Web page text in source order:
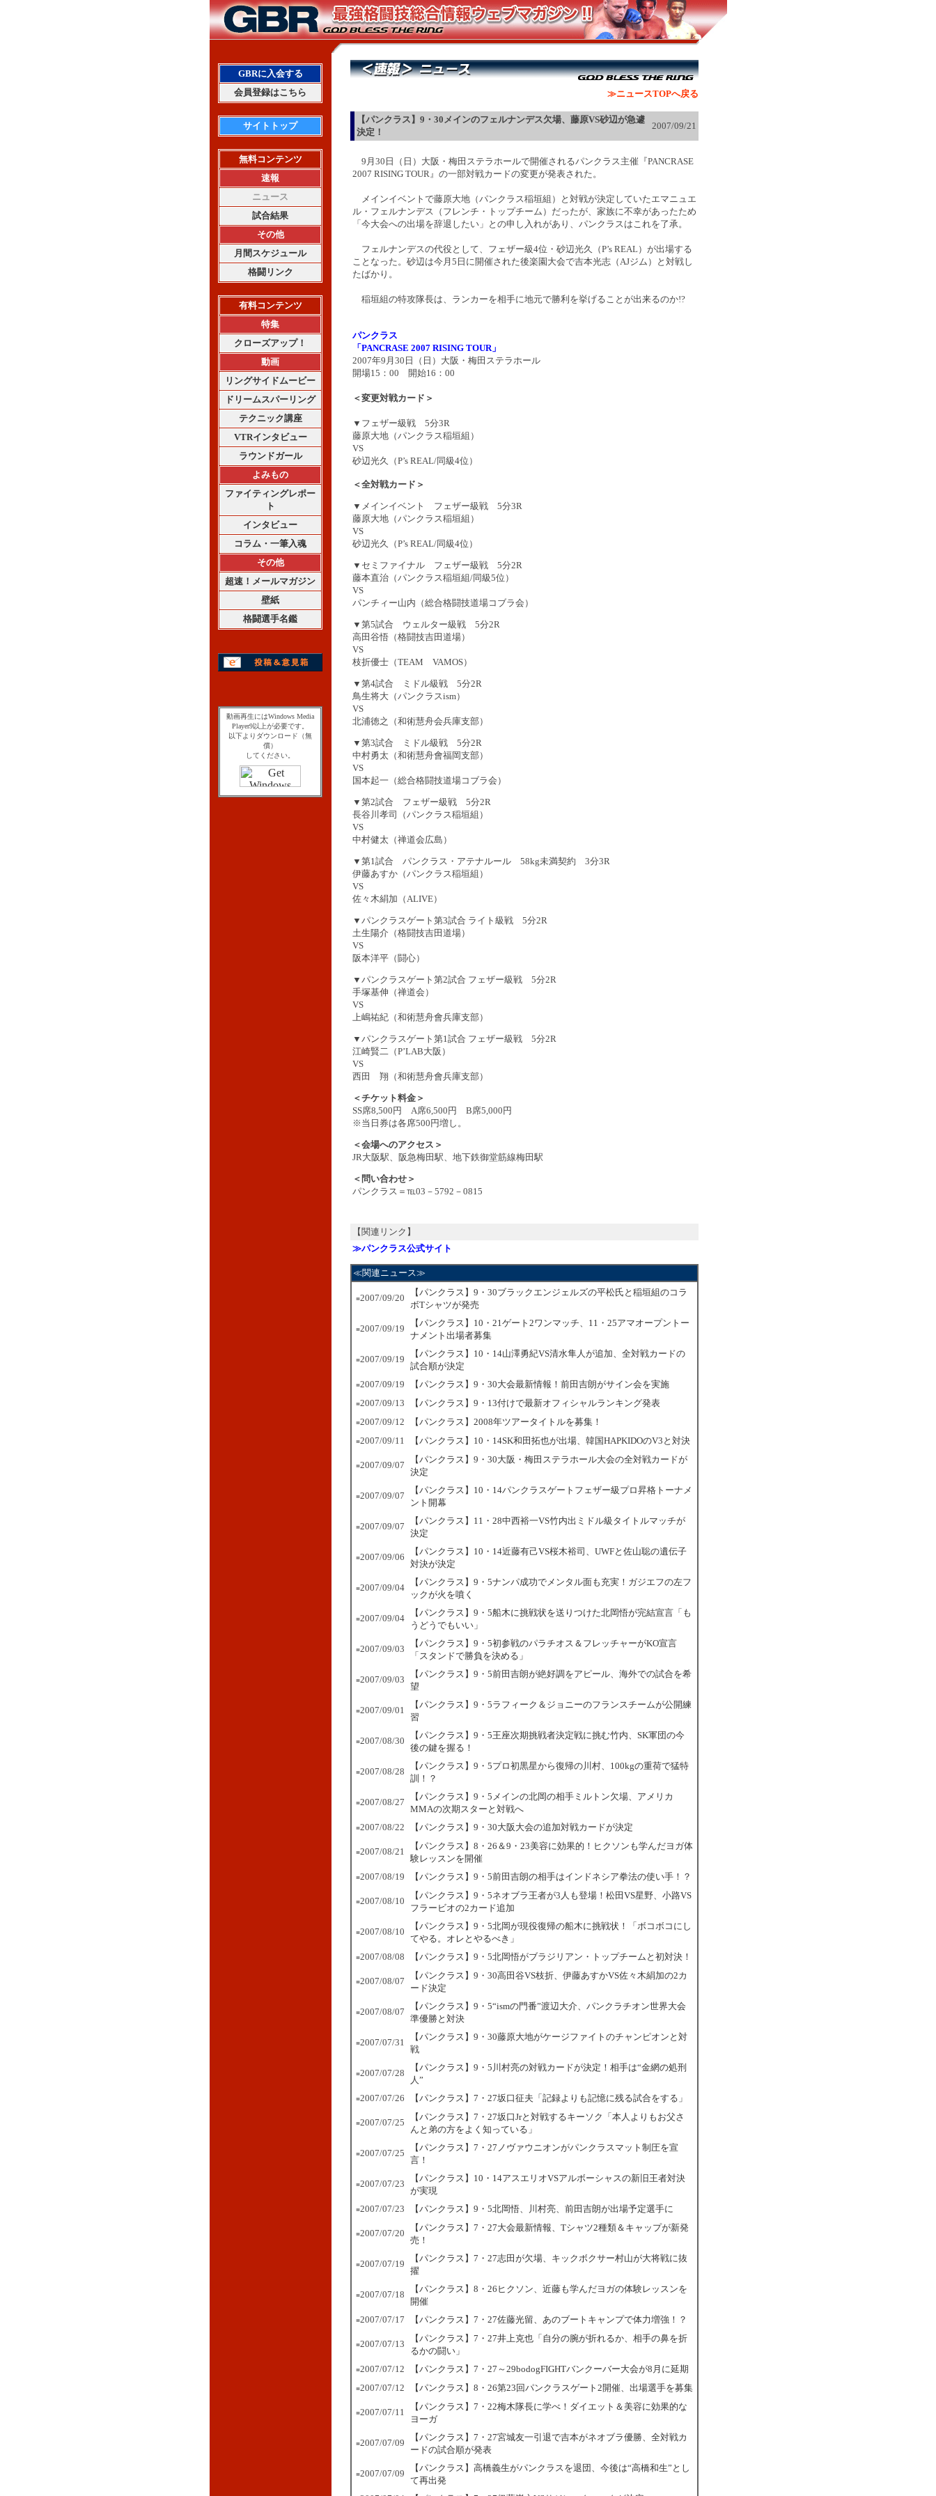
GBRに入会する
会員登録はこちら
サイトトップ
無料コンテンツ
速報
ニュース
試合結果
その他
月間スケジュール
格闘リンク
有料コンテンツ
特集
クローズアップ！
動画
リングサイドムービー
ドリームスパーリング
テクニック講座
VTRインタビュー
ラウンドガール
よみもの
ファイティングレポー
ト
インタビュー
コラム・一筆入魂
その他
超速！メールマガジン
壁紙
格闘選手名鑑
動画再生にはWindows Media
Player9以上が必要です。
以下よりダウンロード（無
償）
してください。
≫ニュースTOPへ戻る
【パンクラス】9・30メインのフェルナンデス欠場、藤原VS砂辺が急遽
決定！
2007/09/21
9月30日（日）大阪・梅田ステラホールで開催されるパンクラス主催『PANCRASE
2007 RISING TOUR』の一部対戦カードの変更が発表された。
メインイベントで藤原大地（パンクラス稲垣組）と対戦が決定していたエマニュエ
ル・フェルナンデス（フレンチ・トップチーム）だったが、家族に不幸があったため
「今大会への出場を辞退したい」との申し入れがあり、パンクラスはこれを了承。
フェルナンデスの代役として、フェザー級4位・砂辺光久（P’s REAL） が出場する
ことなった。砂辺は今月5日に開催された後楽園大会で吉本光志（AJジム）と対戦し
たばかり。
稲垣組の特攻隊長は、ランカーを相手に地元で勝利を挙げることが出来るのか!?
パンクラス
「PANCRASE 2007 RISING TOUR」
2007年9月30日（日）大阪・梅田ステラホール
開場15：00 開始16：00
＜変更対戦カード＞
▼フェザー級戦 5分3R
藤原大地（パンクラス稲垣組）
VS
砂辺光久（P’s REAL/同級4位）
＜全対戦カード＞
▼メインイベント フェザー級戦 5分3R
藤原大地（パンクラス稲垣組）
VS
砂辺光久（P’s REAL/同級4位）
▼セミファイナル フェザー級戦 5分2R
藤本直治（パンクラス稲垣組/同級5位）
VS
パンチィー山内（総合格闘技道場コブラ会）
▼第5試合 ウェルター級戦 5分2R
高田谷悟（格闘技吉田道場）
VS
枝折優士（TEAM VAMOS）
▼第4試合 ミドル級戦 5分2R
鳥生将大（パンクラスism）
VS
北浦徳之（和術慧舟会兵庫支部）
▼第3試合 ミドル級戦 5分2R
中村勇太（和術慧舟會福岡支部）
VS
国本起一（総合格闘技道場コブラ会）
▼第2試合 フェザー級戦 5分2R
長谷川孝司（パンクラス稲垣組）
VS
中村健太（禅道会広島）
▼第1試合 パンクラス・アテナルール 58kg未満契約 3分3R
伊藤あすか（パンクラス稲垣組）
VS
佐々木絹加（ALIVE）
▼パンクラスゲート第3試合 ライト級戦 5分2R
土生陽介（格闘技吉田道場）
VS
阪本洋平（闘心）
▼パンクラスゲート第2試合 フェザー級戦 5分2R
手塚基伸（禅道会）
VS
上嶋祐紀（和術慧舟會兵庫支部）
▼パンクラスゲート第1試合 フェザー級戦 5分2R
江崎賢二（P’LAB大阪）
VS
西田 翔（和術慧舟會兵庫支部）
＜チケット料金＞
SS席8,500円 A席6,500円 B席5,000円
※当日券は各席500円増し。
＜会場へのアクセス＞
JR大阪駅、阪急梅田駅、地下鉄御堂筋線梅田駅
＜問い合わせ＞
パンクラス＝℡03－5792－0815
【関連リンク】
≫パンクラス公式サイト
≪関連ニュース≫
■2007/09/20
【パンクラス】9・30ブラックエンジェルズの平松氏と稲垣組のコラ
ボTシャツが発売
■2007/09/19
【パンクラス】10・21ゲート2ワンマッチ、11・25アマオープントー
ナメント出場者募集
■2007/09/19
【パンクラス】10・14山澤勇紀VS清水隼人が追加、全対戦カードの
試合順が決定
■2007/09/19 【パンクラス】9・30大会最新情報！前田吉朗がサイン会を実施
■2007/09/13 【パンクラス】9・13付けで最新オフィシャルランキング発表
■2007/09/12 【パンクラス】2008年ツアータイトルを募集！
■2007/09/11 【パンクラス】10・14SK和田拓也が出場、韓国HAPKIDOのV3と対決
■2007/09/07
【パンクラス】9・30大阪・梅田ステラホール大会の全対戦カードが
決定
■2007/09/07
【パンクラス】10・14パンクラスゲートフェザー級プロ昇格トーナメ
ント開幕
■2007/09/07
【パンクラス】11・28中西裕一VS竹内出ミドル級タイトルマッチが
決定
■2007/09/06
【パンクラス】10・14近藤有己VS桜木裕司、UWFと佐山聡の遺伝子
対決が決定
■2007/09/04
【パンクラス】9・5ナンパ成功でメンタル面も充実！ガジエフの左フ
ックが火を噴く
■2007/09/04
【パンクラス】9・5船木に挑戦状を送りつけた北岡悟が完結宣言「も
うどうでもいい」
■2007/09/03
【パンクラス】9・5初参戦のパラチオス＆フレッチャーがKO宣言
「スタンドで勝負を決める」
■2007/09/03
【パンクラス】9・5前田吉朗が絶好調をアピール、海外での試合を希
望
■2007/09/01
【パンクラス】9・5ラフィーク＆ジョニーのフランスチームが公開練
習
■2007/08/30
【パンクラス】9・5王座次期挑戦者決定戦に挑む竹内、SK軍団の今
後の鍵を握る！
■2007/08/28
【パンクラス】9・5プロ初黒星から復帰の川村、100kgの重荷で猛特
訓！？
■2007/08/27
【パンクラス】9・5メインの北岡の相手ミルトン欠場、アメリカ
MMAの次期スターと対戦へ
■2007/08/22 【パンクラス】9・30大阪大会の追加対戦カードが決定
■2007/08/21
【パンクラス】8・26＆9・23美容に効果的！ヒクソンも学んだヨガ体
験レッスンを開催
■2007/08/19 【パンクラス】9・5前田吉朗の相手はインドネシア拳法の使い手！？
■2007/08/10
【パンクラス】9・5ネオブラ王者が3人も登場！松田VS星野、小路VS
フラービオの2カード追加
■2007/08/10
【パンクラス】9・5北岡が現役復帰の船木に挑戦状！「ボコボコにし
てやる。オレとやるべき」
■2007/08/08 【パンクラス】9・5北岡悟がブラジリアン・トップチームと初対決！
■2007/08/07
【パンクラス】9・30高田谷VS枝折、伊藤あすかVS佐々木絹加の2カ
ード決定
■2007/08/07
【パンクラス】9・5“ismの門番”渡辺大介、パンクラチオン世界大会
準優勝と対決
■2007/07/31
【パンクラス】9・30藤原大地がケージファイトのチャンピオンと対
戦
■2007/07/28
【パンクラス】9・5川村亮の対戦カードが決定！相手は“金網の処刑
人”
■2007/07/26 【パンクラス】7・27坂口征夫「記録よりも記憶に残る試合をする」
■2007/07/25
【パンクラス】7・27坂口Jrと対戦するキーソク「本人よりもお父さ
んと弟の方をよく知っている」
■2007/07/25
【パンクラス】7・27ノヴァウニオンがパンクラスマット制圧を宣
言！
■2007/07/23
【パンクラス】10・14アスエリオVSアルボーシャスの新旧王者対決
が実現
■2007/07/23 【パンクラス】9・5北岡悟、川村亮、前田吉朗が出場予定選手に
■2007/07/20
【パンクラス】7・27大会最新情報、Tシャツ2種類＆キャップが新発
売！
■2007/07/19
【パンクラス】7・27志田が欠場、キックボクサー村山が大将戦に抜
擢
■2007/07/18
【パンクラス】8・26ヒクソン、近藤も学んだヨガの体験レッスンを
開催
■2007/07/17 【パンクラス】 7・27佐藤光留、あのブートキャンプで体力増強！？
■2007/07/13
【パンクラス】7・27井上克也「自分の腕が折れるか、相手の鼻を折
るかの闘い」
■2007/07/12 【パンクラス】7・27～29bodogFIGHTバンクーバー大会が8月に延期
■2007/07/12 【パンクラス】8・26第23回パンクラスゲート2開催、出場選手を募集
■2007/07/11
【パンクラス】7・22梅木隊長に学べ！ダイエット＆美容に効果的な
ヨーガ
■2007/07/09
【パンクラス】7・27宮城友一引退で吉本がネオブラ優勝、全対戦カ
ードの試合順が発表
■2007/07/09
【パンクラス】高橋義生がパンクラスを退団、今後は“高橋和生”とし
て再出発